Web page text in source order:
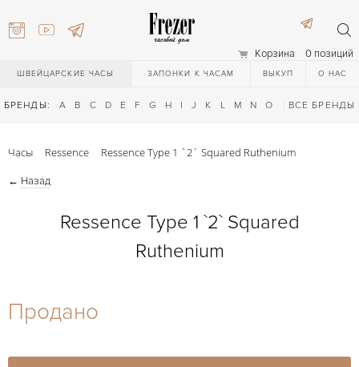
Корзина 0 позиций
ШВЕЙЦАРСКИЕ ЧАСЫ ЗАПОНКИ К ЧАСАМ ВЫКУП О НАС
БРЕНДЫ: A B C D E F G H I J K L M N O Q R S T
ВСЕ БРЕНДЫ
27-44
Часы Ressence Ressence Type 1 `2` Squared Ruthenium
← Назад
Ressence Type 1 `2` Squared
Ruthenium
Продано